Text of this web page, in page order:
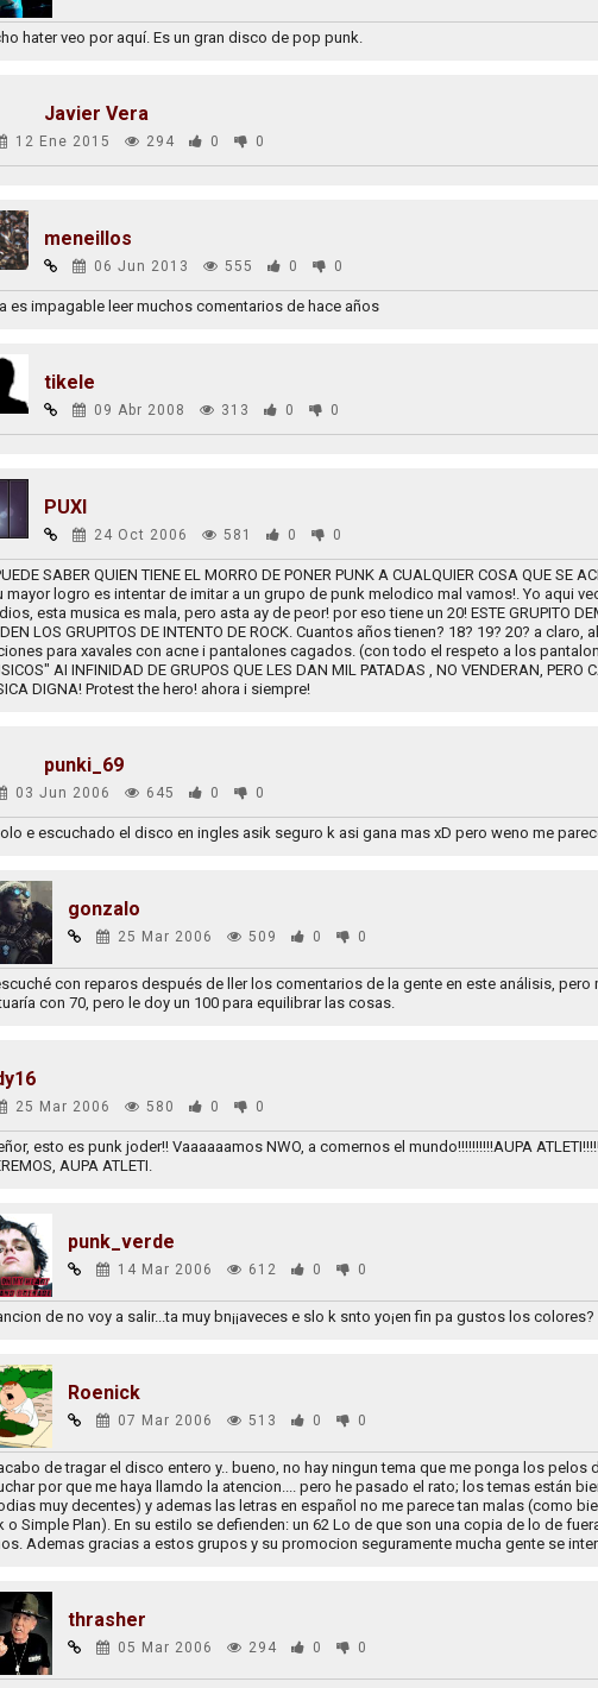
hater veo por aquí. Es un gran disco de pop punk.
Javier Vera
12 Ene 2015 294 0 0
meneillos
06 Jun 2013 555 0 0
es impagable leer muchos comentarios de hace años
tikele
09 Abr 2008 313 0 0
PUXI
24 Oct 2006 581 0 0
SABER QUIEN TIENE EL MORRO DE PONER PUNK A CUALQUIER COSA QUE SE
mayor logro es intentar de imitar a un grupo de punk melodico mal vamos!. Yo aqui
esta musica es mala, pero asta ay de peor! por eso tiene un 20! ESTE GRUPITO
LOS GRUPITOS DE INTENTO DE ROCK. Cuantos años tienen? 18? 19? 20? a
para xavales con acne i pantalones cagados. (con todo el respeto a los
AI INFINIDAD DE GRUPOS QUE LES DAN MIL PATADAS , NO VENDERAN, PERO
DIGNA! Protest the hero! ahora i siempre!
punki_69
03 Jun 2006 645 0 0
e escuchado el disco en ingles asik seguro k asi gana mas xD pero weno me
gonzalo
25 Mar 2006 509 0 0
con reparos después de ller los comentarios de la gente en este análisis,
con 70, pero le doy un 100 para equilibrar las cosas.
25 Mar 2006 580 0 0
esto es punk joder!! Vaaaaaamos NWO, a comernos el mundo!!!!!!!!!!AUPA
AUPA ATLETI.
punk_verde
14 Mar 2006 612 0 0
de no voy a salir...ta muy bn¡¡aveces e slo k snto yo¡en fin pa gustos los colores?
Roenick
07 Mar 2006 513 0 0
de tragar el disco entero y.. bueno, no hay ningun tema que me ponga los pelos
por que me haya llamdo la atencion.... pero he pasado el rato; los temas están
muy decentes) y ademas las letras en español no me parece tan malas (como
o Simple Plan). En su estilo se defienden: un 62 Lo de que son una copia de lo de
Ademas gracias a estos grupos y su promocion seguramente mucha gente se
thrasher
05 Mar 2006 294 0 0